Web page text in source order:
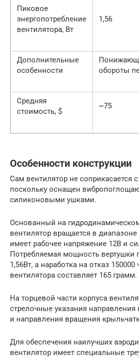
Пиковое
энергопотребление
вентилятора, Вт
1,56
Дополнительные
особенности
обороты
Средняя
стоимость, $
~75
Особенности конструкции
Сам вентилятор не соприкасается
поскольку оснащен
силиконовыми ушками.
Основанный на
вентилятор вращается в
имеет рабочее напряжение 12В и
Потребляемая мощность вертушки
1,56Вт, а наработка на отказ
вентилятора составляет 165 грамм.
На торцевой части корпуса
стрелочные указания
и направления вращения
Для обеспечения наилучших
вентилятор имеет специальные